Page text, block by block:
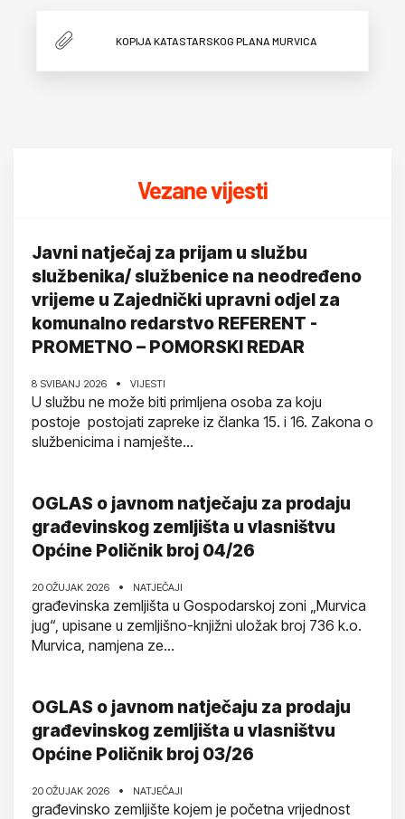
KOPIJA KATASTARSKOG PLANA MURVICA
Vezane vijesti
Javni natječaj za prijam u službu
službenika/ službenice na neodređeno
vrijeme u Zajednički upravni odjel za
komunalno redarstvo REFERENT -
PROMETNO – POMORSKI REDAR
8 SVIBANJ 2026 VIJESTI
U službu ne može biti primljena osoba za koju
postoje postojati zapreke iz članka 15. i 16. Zakona o
službenicima i namješte...
OGLAS o javnom natječaju za prodaju
građevinskog zemljišta u vlasništvu
Općine Poličnik broj 04/26
20 OŽUJAK 2026 NATJEČAJI
građevinska zemljišta u Gospodarskoj zoni „Murvica
jug“, upisane u zemljišno-knjižni uložak broj 736 k.o.
Murvica, namjena ze...
OGLAS o javnom natječaju za prodaju
građevinskog zemljišta u vlasništvu
Općine Poličnik broj 03/26
20 OŽUJAK 2026 NATJEČAJI
građevinsko zemljište kojem je početna vrijednost